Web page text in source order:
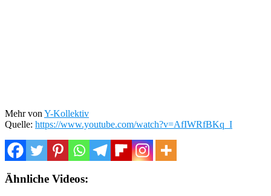
Mehr von Y-Kollektiv
Quelle: https://www.youtube.com/watch?v=AfIWRfBKq_I
Ähnliche Videos: